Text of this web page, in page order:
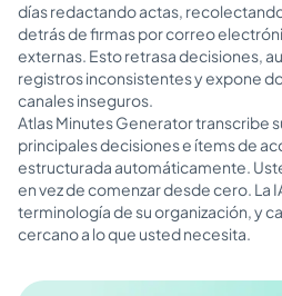
días redactando actas,
detrás de firmas por correo
externas. Esto retrasa decisiones,
registros inconsistentes y expone
canales inseguros.
Atlas Minutes Generator transcribe
principales decisiones e ítems de
estructurada automáticamente.
en vez de comenzar desde cero. La
terminología de su organización, y
cercano a lo que usted necesita.